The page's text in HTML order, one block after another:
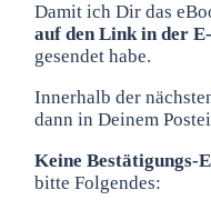
Damit ich Dir das
auf den Link in der
gesendet habe.
Innerhalb der
dann in Deinem
Keine Bestätigungs-
bitte Folgendes: